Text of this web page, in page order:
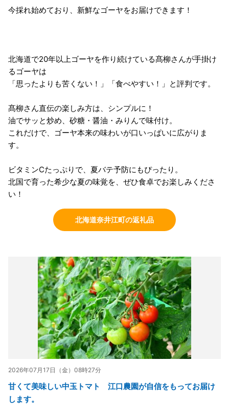
今採れ始めており、新鮮なゴーヤをお届けできます！
北海道で20年以上ゴーヤを作り続けている髙柳さんが手掛け
るゴーヤは
「思ったよりも苦くない！」「食べやすい！」と評判です。
髙柳さん直伝の楽しみ方は、シンプルに！
油でサッと炒め、砂糖・醤油・みりんで味付け。
これだけで、ゴーヤ本来の味わいが口いっぱいに広がりま
す。
ビタミンCたっぷりで、夏バテ予防にもぴったり。
北国で育った希少な夏の味覚を、ぜひ食卓でお楽しみくださ
い！
北海道奈井江町の返礼品
2026年07月17日（金）08時27分
甘くて美味しい中玉トマト 江口農園が自信をもってお届け
します。